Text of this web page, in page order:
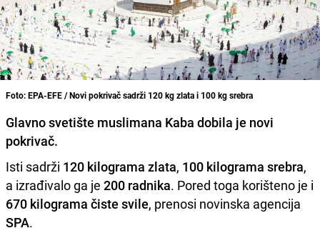
Foto: EPA-EFE / Novi pokrivač sadrži 120 kg zlata i 100 kg srebra
Glavno svetište muslimana Kaba dobila je novi
pokrivač.
Isti sadrži 120 kilograma zlata, 100 kilograma srebra,
a izrađivalo ga je 200 radnika. Pored toga korišteno je i
670 kilograma čiste svile, prenosi novinska agencija
SPA.